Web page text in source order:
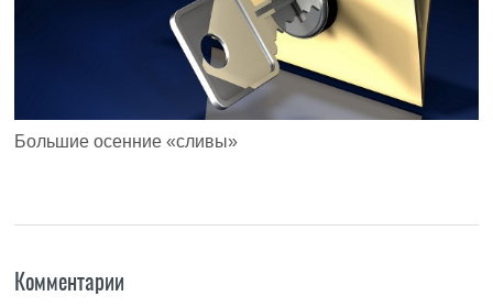
Большие осенние «сливы»
Комментарии